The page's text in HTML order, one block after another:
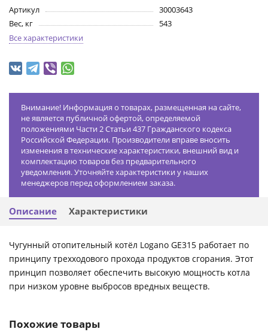
Артикул
30003643
Вес, кг
543
Все характеристики
Внимание! Информация о товарах, размещенная на сайте,
не является публичной офертой, определяемой
положениями Части 2 Статьи 437 Гражданского кодекса
Российской Федерации. Производители вправе вносить
изменения в технические характеристики, внешний вид и
комплектацию товаров без предварительного
уведомления. Уточняйте характеристики у наших
менеджеров перед оформлением заказа.
Описание Характеристики
Чугунный отопительный котёл Logano GE315 работает по
принципу трехходового прохода продуктов сгорания. Этот
принцип позволяет обеспечить высокую мощность котла
при низком уровне выбросов вредных веществ.
Похожие товары